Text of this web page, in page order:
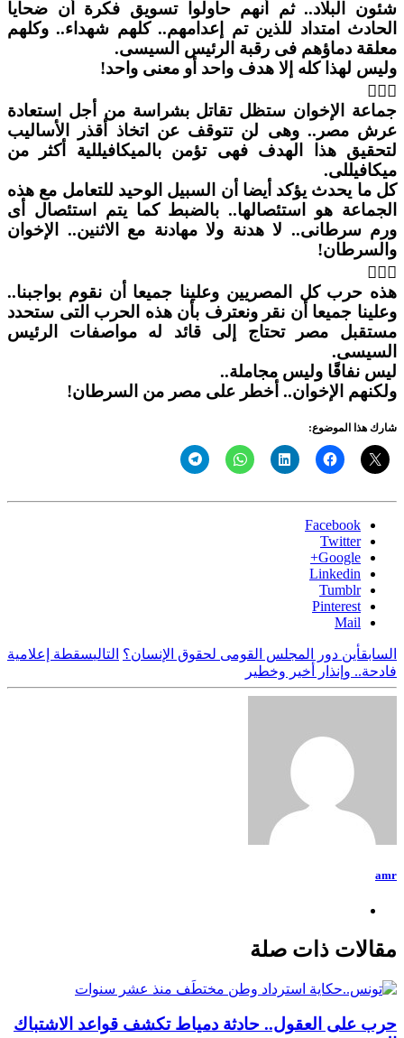
شئون البلاد.. ثم أنهم حاولوا تسويق فكرة أن ضحايا
الحادث امتداد للذين تم إعدامهم.. كلهم شهداء.. وكلهم
معلقة دماؤهم فى رقبة الرئيس السيسى.
وليس لهذا كله إلا هدف واحد أو معنى واحد!

جماعة الإخوان ستظل تقاتل بشراسة من أجل استعادة
عرش مصر.. وهى لن تتوقف عن اتخاذ أقذر الأساليب
لتحقيق هذا الهدف فهى تؤمن بالميكافيللية أكثر من
ميكافيللى.
كل ما يحدث يؤكد أيضا أن السبيل الوحيد للتعامل مع هذه
الجماعة هو استئصالها.. بالضبط كما يتم استئصال أى
ورم سرطانى.. لا هدنة ولا مهادنة مع الاثنين.. الإخوان
والسرطان!

هذه حرب كل المصريين وعلينا جميعا أن نقوم بواجبنا..
وعلينا جميعا أن نقر ونعترف بأن هذه الحرب التى ستحدد
مستقبل مصر تحتاج إلى قائد له مواصفات الرئيس
السيسى.
ليس نفاقًا وليس مجاملة..
ولكنهم الإخوان.. أخطر على مصر من السرطان!
شارك هذا الموضوع:
Facebook
Twitter
Google+
Linkedin
Tumblr
Pinterest
Mail
السابقأين دور المجلس القومى لحقوق الإنسان؟ التاليسقطة إعلامية
فادحة.. وإنذار أخير وخطير
amr
مقالات ذات صلة
حرب على العقول.. حادثة دمياط تكشف قواعد الاشتباك